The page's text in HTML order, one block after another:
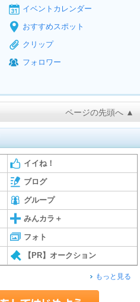
イベントカレンダー
おすすめスポット
クリップ
フォロワー
ページの先頭へ ▲
イイね！
ブログ
グループ
みんカラ＋
フォト
【PR】オークション
もっと見る